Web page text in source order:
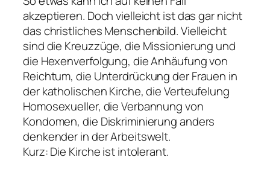
akzeptieren. Doch vielleicht ist das gar nicht
das christliches Menschenbild. Vielleicht
sind die Kreuzzüge, die Missionierung und
die Hexenverfolgung, die Anhäufung von
Reichtum, die Unterdrückung der Frauen in
der katholischen Kirche, die Verteufelung
Homosexueller, die Verbannung von
Kondomen, die Diskriminierung anders
denkender in der Arbeitswelt.
Kurz: Die Kirche ist intolerant.